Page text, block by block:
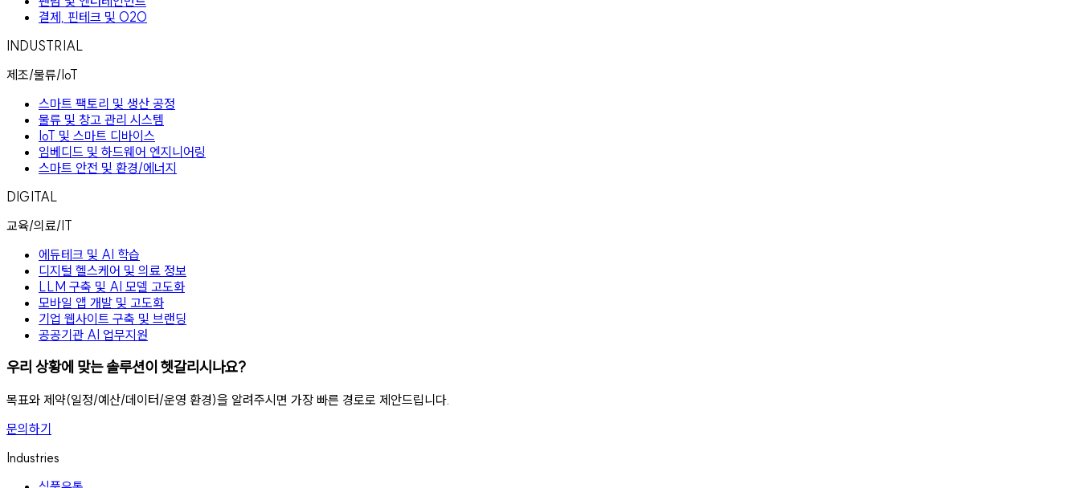
결제, 핀테크 및 O2O
INDUSTRIAL
제조/물류/IoT
스마트 팩토리 및 생산 공정
물류 및 창고 관리 시스템
IoT 및 스마트 디바이스
임베디드 및 하드웨어 엔지니어링
스마트 안전 및 환경/에너지
DIGITAL
교육/의료/IT
에듀테크 및 AI 학습
디지털 헬스케어 및 의료 정보
LLM 구축 및 AI 모델 고도화
모바일 앱 개발 및 고도화
기업 웹사이트 구축 및 브랜딩
공공기관 AI 업무지원
우리 상황에 맞는 솔루션이 헷갈리시나요?
목표와 제약(일정/예산/데이터/운영 환경)을 알려주시면 가장 빠른 경로로 제안드립니다.
문의하기
Industries